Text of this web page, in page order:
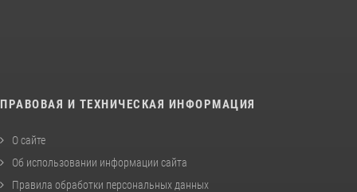
ПРАВОВАЯ И ТЕХНИЧЕСКАЯ ИНФОРМАЦИЯ
О сайте
Об использовании информации сайта
Правила обработки персональных данных